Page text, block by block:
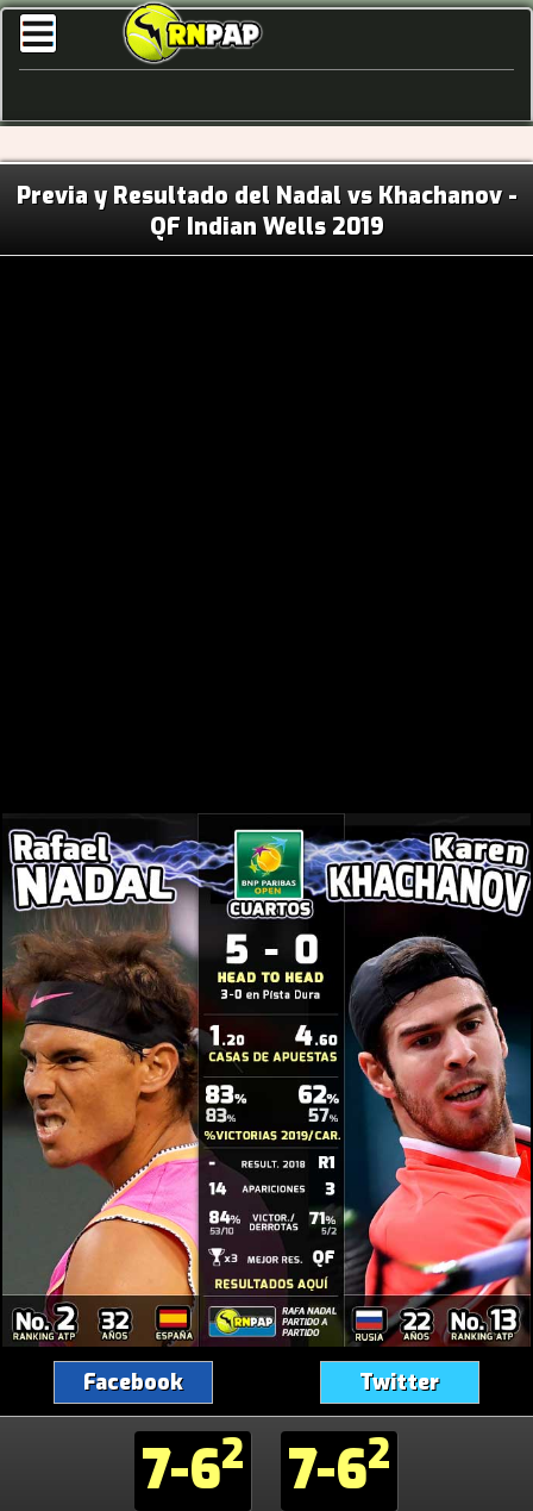
Previa y Resultado del Nadal vs Khachanov -
QF Indian Wells 2019
Facebook Twitter
7-62 7-62